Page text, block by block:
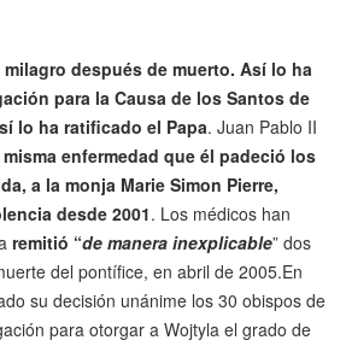
después de muerto. Así lo ha
para la Causa de los Santos de
lo ha ratificado el Papa. Juan Pablo II
enfermedad que él padeció los
a la monja Marie Simon Pierre,
desde 2001. Los médicos han
remitió “de manera inexplicable” dos
del pontífice, en abril de 2005.En
su decisión unánime los 30 obispos de
para otorgar a Wojtyla el grado de